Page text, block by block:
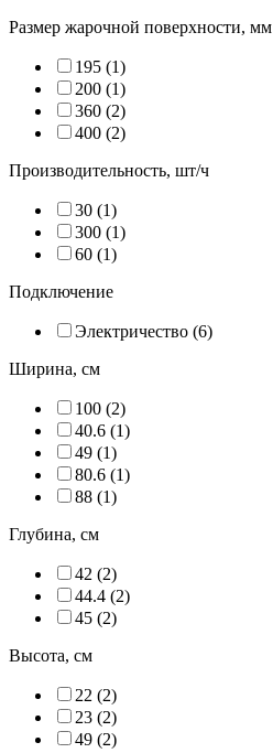
Размер жарочной поверхности, мм
195 (1)
200 (1)
360 (2)
400 (2)
Производительность, шт/ч
30 (1)
300 (1)
60 (1)
Подключение
Электричество (6)
Ширина, см
100 (2)
40.6 (1)
49 (1)
80.6 (1)
88 (1)
Глубина, см
42 (2)
44.4 (2)
45 (2)
Высота, см
22 (2)
23 (2)
49 (2)